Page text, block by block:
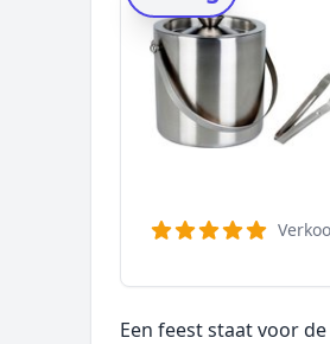
Een feest staat voor